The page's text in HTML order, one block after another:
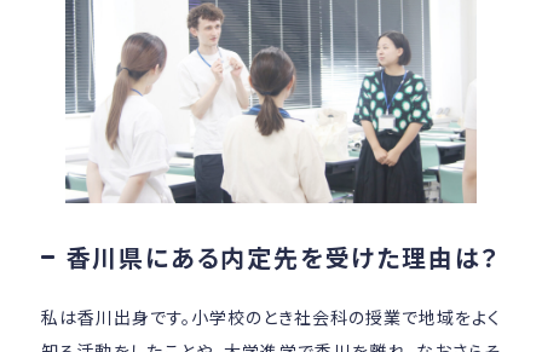
香川県にある内定先を受けた理由は？
私は香川出身です。小学校のとき社会科の授業で地域をよく